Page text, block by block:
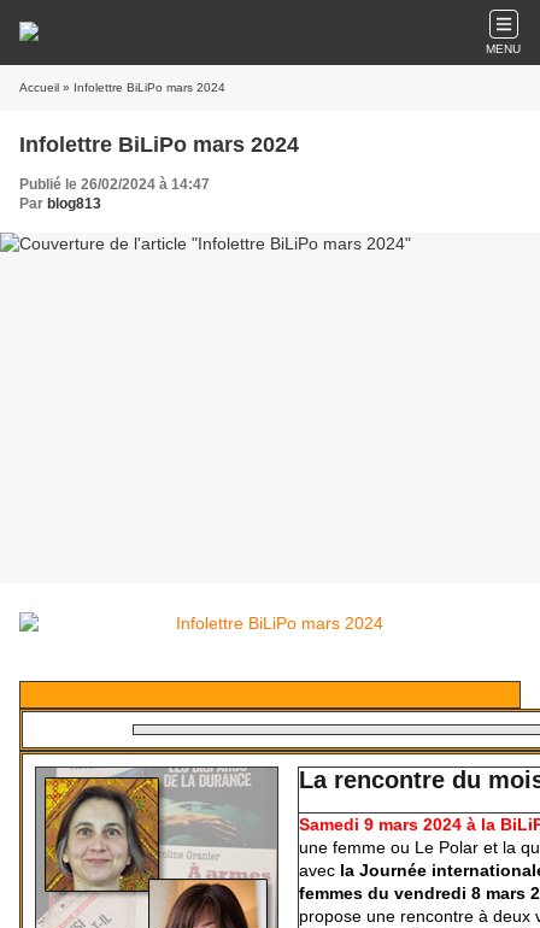
MENU
Accueil » Infolettre BiLiPo mars 2024
Infolettre BiLiPo mars 2024
Publié le 26/02/2024 à 14:47
Par blog813
La rencontre du
Samedi 9 mars 2024 à la
une femme ou Le Polar et la
avec la Journée
femmes du vendredi 8 mars
propose une rencontre à deux